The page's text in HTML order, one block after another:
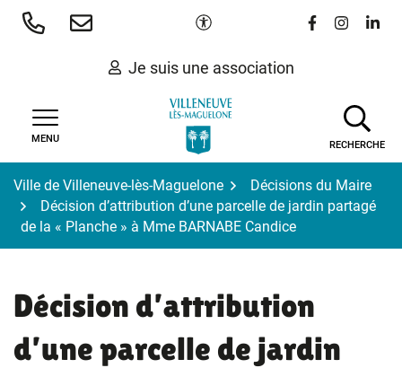
Aller
Paramètres d'accessibilité
Lien vers le
Lien vers
Lien
Je suis une association
MENU
RECHERCHE
Ville de Villeneuve-lès-Maguelone
Décisions du Maire
Décision d’attribution d’une parcelle de jardin partagé
de la « Planche » à Mme BARNABE Candice
Décision d’attribution
d’une parcelle de jardin